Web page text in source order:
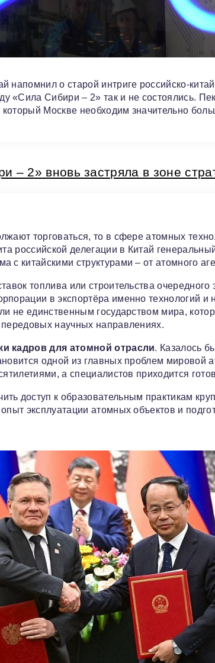
напомнил о старой интриге российско-
«Сила Сибири – 2» так и не состоялись.
который Москве необходим значительно
– 2» вновь застряла в зоне
торговаться, то в сфере атомных
российской делегации в Китай
с китайскими структурами – от атомного
топлива или строительства очередного
в экспортёра именно технологий и
не единственным государством мира,
научных направлениях.
кадров для атомной отрасли. Казалось
одной из главных проблем мировой
а специалистов приходится
доступ к образовательным практикам
эксплуатации атомных объектов и